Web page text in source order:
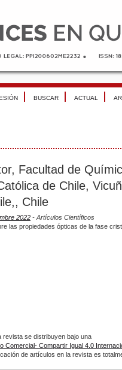
BUSCAR ACTUAL
Facultad de
de Chile,
Chile
2022 - Artículos Científicos
las propiedades ópticas de la fase
revista se distribuyen bajo una
Comercial- Compartir Igual 4.0
de artículos en la revista es